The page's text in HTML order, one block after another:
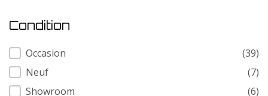
Condition
Condition
Occasion
(39)
Neuf
(7)
Showroom
(6)